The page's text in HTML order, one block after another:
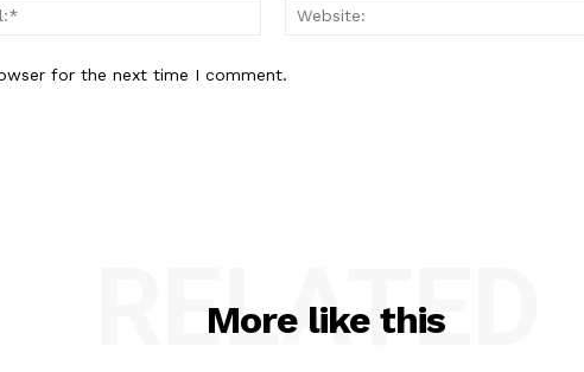
Email:*
for the next time I comment.
More like this
RELATED